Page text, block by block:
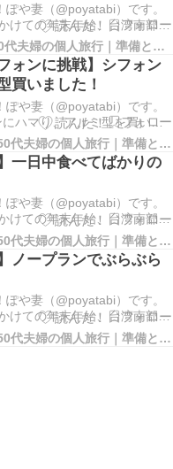
や妻（@poyatabi）です。
けての年末年始、台湾南部の
ました！この記事では台南
ます。YouTubeの動画とあ
台南4日目の様子 旅行の様子
ます☺ 画…
【ぽや旅】50代夫婦の個人旅行｜準備と記録
ォンに挑戦】シフォン
買いました！
や妻（@poyatabi）です。
ハマり、アルミ型を買いま
て金属製のほうが焼くのが
誤しながら今後も焼いて食べ
米粉バナナシフォンケーキ｜
よ〜 動画もご覧ください☺ …
【ぽや旅】50代夫婦の個人旅行｜準備と記録
一日中食べてばかりの
や妻（@poyatabi）です。
けての年末年始、台湾南部の
ました！この記事では台南
ます。YouTubeの動画とあ
台南4日目の様子 旅行の様子
ます☺ 画…
【ぽや旅】50代夫婦の個人旅行｜準備と記録
ノープランでぶらぶら
や妻（@poyatabi）です。
けての年末年始、台湾南部の
ました！この記事では台南
ます。YouTubeの動画とあ
【ぽや旅】50代夫婦の個人旅行｜準備と記録